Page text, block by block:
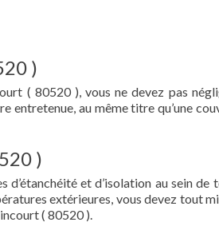
)
( 80520 ), vous ne devez pas
entretenue, au même titre qu’une
)
d’étanchéité et d’isolation au sein de
extérieures, vous devez tout
( 80520 ).